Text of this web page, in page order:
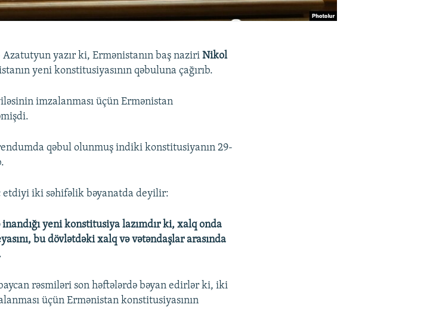
yazır ki, Ermənistanın baş naziriNikol
yeni konstitusiyasının qəbuluna çağırıb.
imzalanması üçün Ermənistan
qəbul olunmuş indiki konstitusiyanın 29-
etdiyi iki səhifəlik bəyanatda deyilir:
yeni konstitusiya lazımdır ki, xalq onda
bu dövlətdəki xalq və vətəndaşlar arasında
rəsmiləri son həftələrdə bəyan edirlər ki, iki
üçün Ermənistan konstitusiyasının